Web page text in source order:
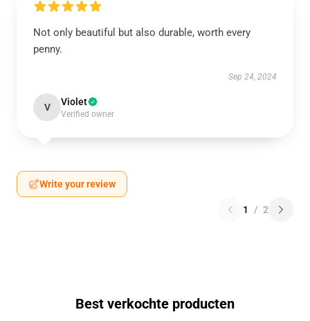
Not only beautiful but also durable, worth every
penny.
Sep 24, 2024
V Violet
Verified owner
Write your review
1 / 2
Best verkochte producten